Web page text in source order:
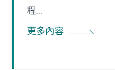
程...
更多內容